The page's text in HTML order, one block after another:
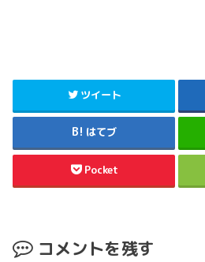
ツイート
はてブ
Pocket
コメントを残す